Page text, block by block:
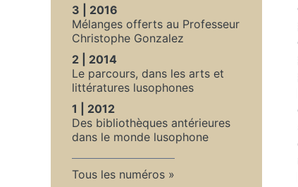
3 | 2016
Mélanges offerts au Professeur
Christophe Gonzalez
2 | 2014
Le parcours, dans les arts et
littératures lusophones
1 | 2012
Des bibliothèques antérieures
dans le monde lusophone
Tous les numéros